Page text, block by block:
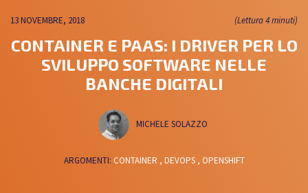
13 NOVEMBRE, 2018 (Lettura 4 minuti)
CONTAINER E PAAS: I DRIVER PER LO
SVILUPPO SOFTWARE NELLE
BANCHE DIGITALI
MICHELE SOLAZZO
ARGOMENTI: CONTAINER , DEVOPS , OPENSHIFT